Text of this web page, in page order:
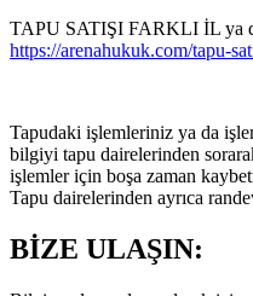
TAPU SATIŞI FARKLI İL ya
https://arenahukuk.com/tapu-
Tapudaki işlemleriniz ya da
bilgiyi tapu dairelerinden
işlemler için boşa zaman
Tapu dairelerinden ayrıca
BİZE ULAŞIN: